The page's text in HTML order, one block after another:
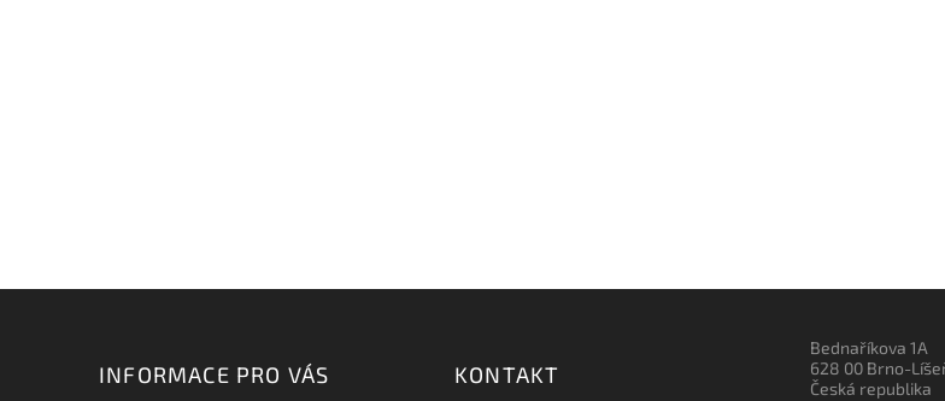
INFORMACE PRO VÁS KONTAKT
Bednaříkova 1A
628 00 Brno-
Česká republika